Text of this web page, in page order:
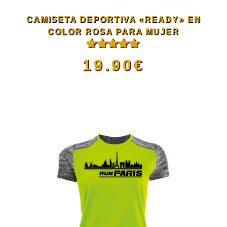
se
pueden
elegir
página
de
producto
CAMISETA DEPORTIVA «READY» EN
COLOR ROSA PARA MUJER
Valorado
con5.00de
19.90€
tiene
múltiples
variantes.